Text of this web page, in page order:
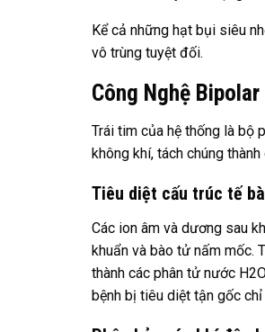
Kể cả những hạt bụi siêu
vô trùng tuyệt đối.
Công Nghệ
Trái tim của hệ thống là bộ
không khí, tách chúng
Tiêu diệt cấu trúc tế
Các ion âm và dương sau
khuẩn và bào tử nấm mốc.
thành các phân tử nước
bệnh bị tiêu diệt tận gốc